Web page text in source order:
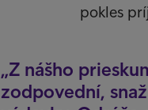
pokles
Z nášho
zodpovední,